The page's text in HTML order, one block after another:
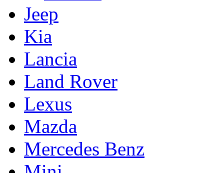
Jeep
Kia
Lancia
Land Rover
Lexus
Mazda
Mercedes Benz